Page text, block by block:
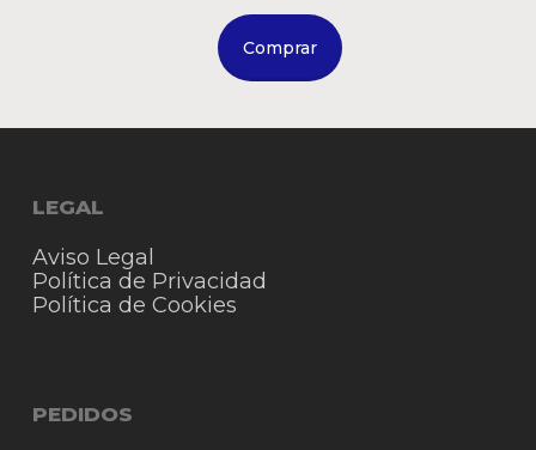
Comprar
LEGAL
Aviso Legal
Política de Privacidad
Política de Cookies
PEDIDOS